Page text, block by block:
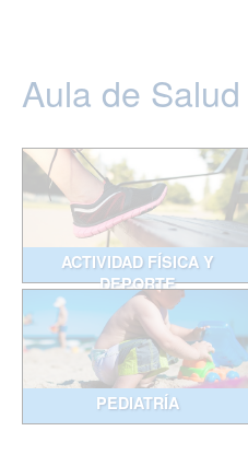
Aula de Salud
ACTIVIDAD FÍSICA Y
DEPORTE
PEDIATRÍA